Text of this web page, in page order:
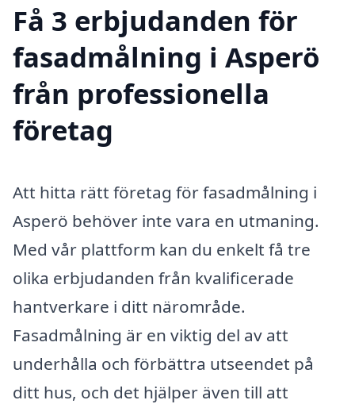
Få 3 erbjudanden för
fasadmålning i Asperö
från professionella
företag
Att hitta rätt företag för fasadmålning i
Asperö behöver inte vara en utmaning.
Med vår plattform kan du enkelt få tre
olika erbjudanden från kvalificerade
hantverkare i ditt närområde.
Fasadmålning är en viktig del av att
underhålla och förbättra utseendet på
ditt hus, och det hjälper även till att